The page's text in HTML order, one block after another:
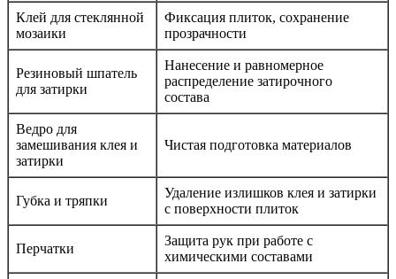
Клей для стеклянной
мозаики
Фиксация плиток, сохранение
прозрачности
Резиновый шпатель
для затирки
Нанесение и равномерное
распределение затирочного
состава
Ведро для
замешивания клея и
затирки
Чистая подготовка материалов
Губка и тряпки
Удаление излишков клея и затирки
с поверхности плиток
Перчатки
Защита рук при работе с
химическими составами